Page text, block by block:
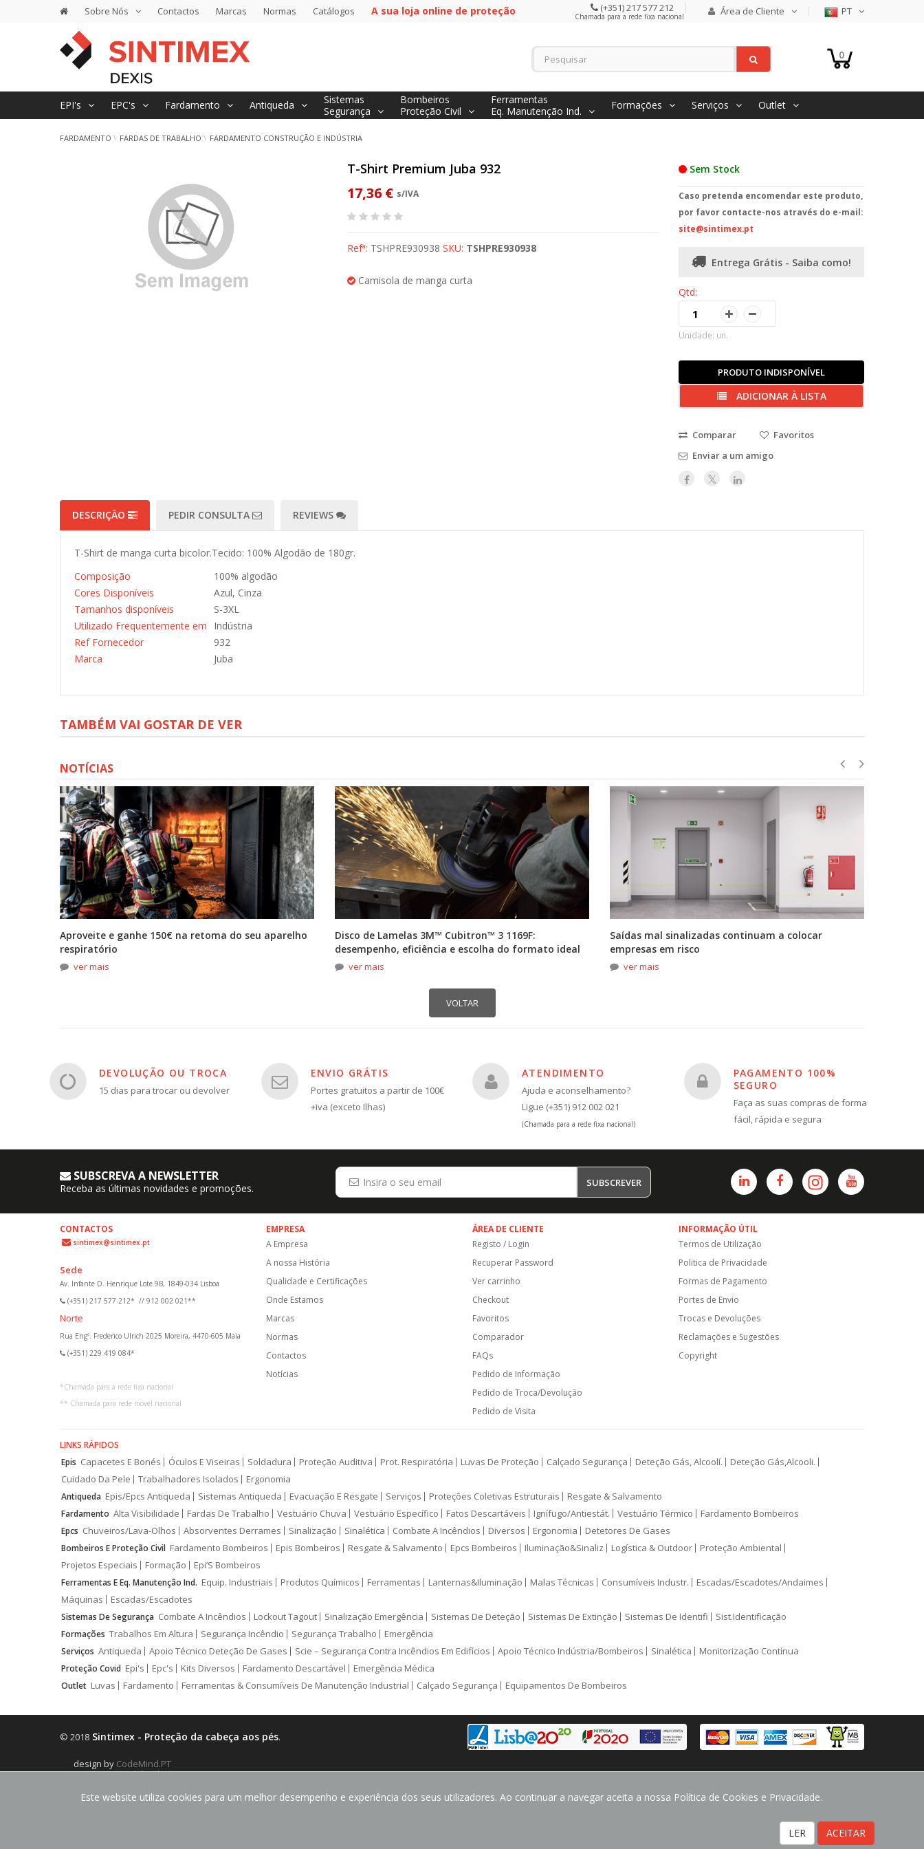
Este website utiliza cookies para um melhor desempenho e experiência dos seus utilizadores. Ao continuar a navegar aceita a nossa Política de Cookies e Privacidade.
LER ACEITAR
Sobre Nós Contactos Marcas Normas Catálogos A sua loja online de proteção (+351) 217 577 212
Chamada para a rede fixa nacional Área de Cliente PT
0
EPI's EPC's Fardamento Antiqueda
Sistemas
Segurança
Bombeiros
Proteção Civil
Ferramentas
Eq. Manutenção Ind.
Formações Serviços Outlet
FARDAMENTO FARDAS DE TRABALHO FARDAMENTO CONSTRUÇÃO E INDÚSTRIA
T-Shirt Premium Juba 932
17,36 € s/IVA
Refª: TSHPRE930938 SKU: TSHPRE930938
Camisola de manga curta
Sem Stock
Caso pretenda encomendar este produto,
por favor contacte-nos através do e-mail:
site@sintimex.pt
Entrega Grátis - Saiba como!
Qtd:
Unidade: un.
PRODUTO INDISPONÍVEL
ADICIONAR À LISTA
Comparar
Favoritos
Enviar a um amigo
DESCRIÇÃO PEDIR CONSULTA REVIEWS
T-Shirt de manga curta bicolor.Tecido: 100% Algodão de 180gr.
Composição
100% algodão
Cores Disponíveis
Azul, Cinza
Tamanhos disponíveis
S-3XL
Utilizado Frequentemente em
Indústria
Ref Fornecedor
932
Marca
Juba
TAMBÉM VAI GOSTAR DE VER
NOTÍCIAS
Aproveite e ganhe 150€ na retoma do seu aparelho
respiratório
ver mais
Disco de Lamelas 3M™ Cubitron™ 3 1169F:
desempenho, eficiência e escolha do formato ideal
ver mais
Saídas mal sinalizadas continuam a colocar
empresas em risco
ver mais
DEVOLUÇÃO OU TROCA
15 dias para trocar ou devolver
ENVIO GRÁTIS
Portes gratuitos a partir de 100€
+iva (exceto Ilhas)
ATENDIMENTO
Ajuda e aconselhamento?
Ligue (+351) 912 002 021
(Chamada para a rede fixa nacional)
PAGAMENTO 100%
SEGURO
Faça as suas compras de forma
fácil, rápida e segura
SUBSCREVA A NEWSLETTER
Receba as últimas novidades e promoções. SUBSCREVER
CONTACTOS
sintimex@sintimex.pt
Sede
Av. Infante D. Henrique Lote 9B, 1849-034 Lisboa
(+351) 217 577 212* // 912 002 021**
Norte
Rua Engº. Frederico Ulrich 2025 Moreira, 4470-605 Maia
(+351) 229 419 084*
*Chamada para a rede fixa nacional
** Chamada para rede móvel nacional
EMPRESA
A Empresa
A nossa História
Qualidade e Certificações
Onde Estamos
Marcas
Normas
Contactos
Notícias
ÁREA DE CLIENTE
Registo / Login
Recuperar Password
Ver carrinho
Checkout
Favoritos
Comparador
FAQs
Pedido de Informação
Pedido de Troca/Devolução
Pedido de Visita
INFORMAÇÃO ÚTIL
Termos de Utilização
Politica de Privacidade
Formas de Pagamento
Portes de Envio
Trocas e Devoluções
Reclamações e Sugestões
Copyright
LINKS RÁPIDOS
Epis Capacetes E Bonés Óculos E Viseiras Soldadura Proteção Auditiva Prot. Respiratória Luvas De Proteção Calçado Segurança Deteção Gás, Alcoolí.
Deteção Gás,Alcooli.
Cuidado Da Pele
Trabalhadores Isolados Ergonomia
Antiqueda Epis/Epcs Antiqueda Sistemas Antiqueda Evacuação E Resgate Serviços Proteções Coletivas Estruturais Resgate & Salvamento
Fardamento Alta Visibilidade Fardas De Trabalho Vestuário Chuva Vestuário Específico Fatos Descartáveis Ignífugo/Antiestát. Vestuário Térmico Fardamento Bombeiros
Epcs Chuveiros/Lava-Olhos Absorventes Derrames Sinalização Sinalética Combate A Incêndios Diversos Ergonomia Detetores De Gases
Bombeiros E Proteção Civil Fardamento Bombeiros Epis Bombeiros Resgate & Salvamento Epcs Bombeiros Iluminação&Sinaliz Logística & Outdoor
Proteção Ambiental
Projetos Especiais
Formação Epi’S Bombeiros
Ferramentas E Eq. Manutenção Ind. Equip. Industriais Produtos Químicos Ferramentas Lanternas&Iluminação Malas Técnicas Consumíveis Industr.
Escadas/Escadotes/Andaimes
Máquinas
Escadas/Escadotes
Sistemas De Segurança Combate A Incêndios Lockout Tagout Sinalização Emergência Sistemas De Deteção Sistemas De Extinção Sistemas De Identifi Sist.Identificação
Formações Trabalhos Em Altura Segurança Incêndio Segurança Trabalho Emergência
Serviços Antiqueda Apoio Técnico Deteção De Gases Scie – Segurança Contra Incêndios Em Edifícios Apoio Técnico Indústria/Bombeiros Sinalética Monitorização Contínua
Proteção Covid Epi's Epc's Kits Diversos Fardamento Descartável Emergência Médica
Outlet Luvas Fardamento Ferramentas & Consumíveis De Manutenção Industrial Calçado Segurança Equipamentos De Bombeiros
© 2018 Sintimex - Proteção da cabeça aos pés.
design by CodeMind.PT
Parceiro Digital desde 2018 Top 5% PME